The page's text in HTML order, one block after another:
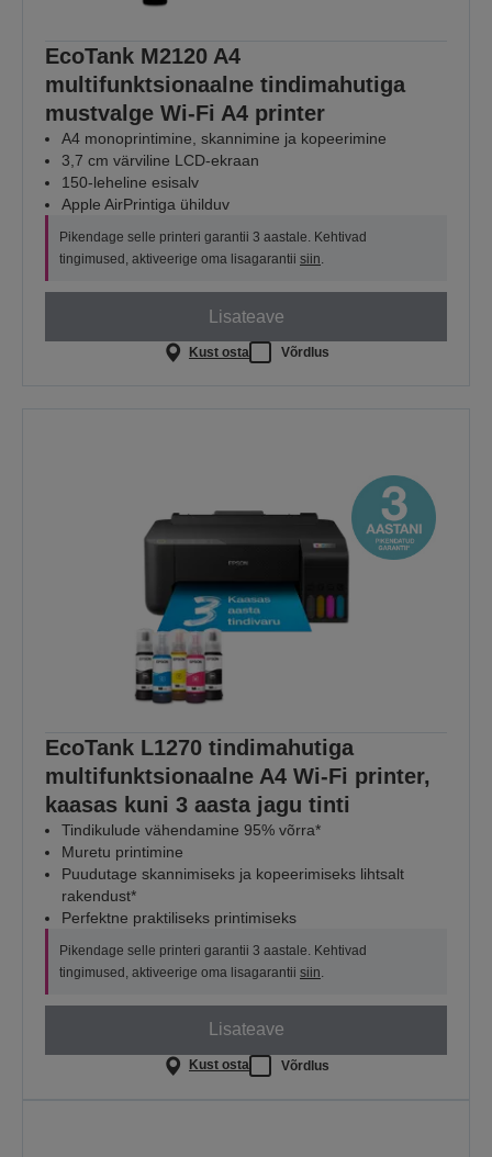
EcoTank M2120 A4
multifunktsionaalne tindimahutiga
mustvalge Wi-Fi A4 printer
A4 monoprintimine, skannimine ja kopeerimine
3,7 cm värviline LCD-ekraan
150-leheline esisalv
Apple AirPrintiga ühilduv
Pikendage selle printeri garantii 3 aastale. Kehtivad
tingimused, aktiveerige oma lisagarantii siin.
Lisateave
Kust osta Võrdlus
EcoTank L1270 tindimahutiga
multifunktsionaalne A4 Wi-Fi printer,
kaasas kuni 3 aasta jagu tinti
Tindikulude vähendamine 95% võrra*
Muretu printimine
Puudutage skannimiseks ja kopeerimiseks lihtsalt
rakendust*
Perfektne praktiliseks printimiseks
Pikendage selle printeri garantii 3 aastale. Kehtivad
tingimused, aktiveerige oma lisagarantii siin
Lisateave
Kust osta Võrdlus